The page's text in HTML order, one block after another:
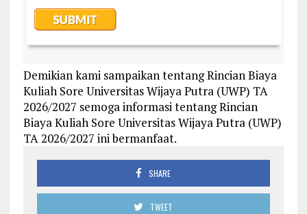
Demikian kami sampaikan tentang Rincian Biaya
Kuliah Sore Universitas Wijaya Putra (UWP) TA
2026/2027 semoga informasi tentang Rincian
Biaya Kuliah Sore Universitas Wijaya Putra (UWP)
TA 2026/2027 ini bermanfaat.
SHARE
TWEET